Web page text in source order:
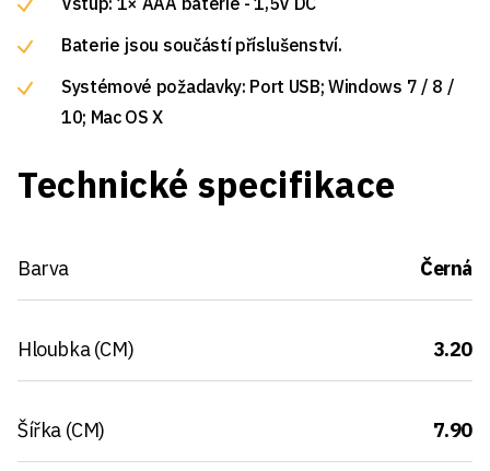
Baterie jsou součástí příslušenství.
Systémové požadavky: Port USB; Windows 7 / 8 /
10; Mac OS X
Technické specifikace
Barva Černá
Hloubka (CM) 3.20
Šířka (CM) 7.90